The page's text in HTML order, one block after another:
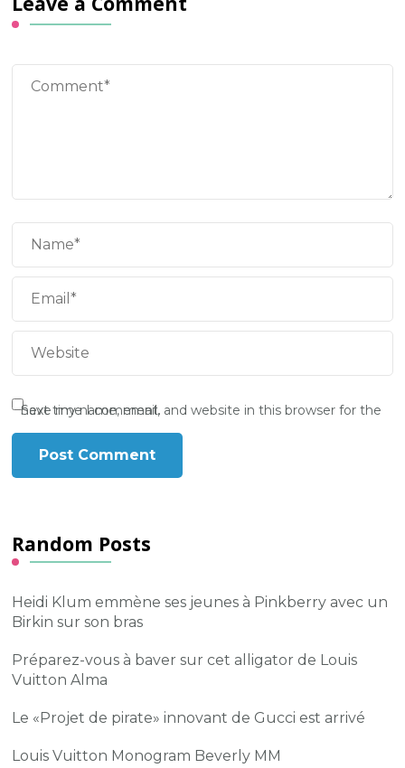
Save my name, email, and website in this browser for the next time I comment.
Random Posts
Heidi Klum emmène ses jeunes à Pinkberry avec un
Birkin sur son bras
Préparez-vous à baver sur cet alligator de Louis
Vuitton Alma
Le «Projet de pirate» innovant de Gucci est arrivé
Louis Vuitton Monogram Beverly MM